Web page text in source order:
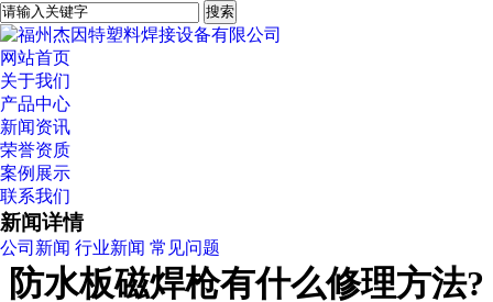
网站首页
关于我们
产品中心
新闻资讯
荣誉资质
案例展示
联系我们
新闻详情
公司新闻 行业新闻 常见问题
防水板磁焊枪有什么修理方法?